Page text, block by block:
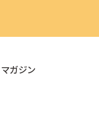
マガジン